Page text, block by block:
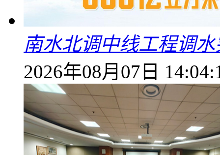
南水北调中线工程调
2026年08月07日